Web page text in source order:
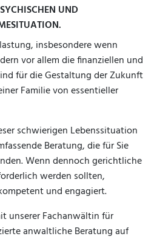
UND E
insbesondere wenn
vor allem die finanziellen und
für die Gestaltung der Zukunft
Familie von essentieller
schwierigen Lebenssituation
Beratung, die für Sie
Wenn dennoch gerichtliche
werden sollten,
und engagiert.
unserer Fachanwältin für
anwaltliche Beratung auf